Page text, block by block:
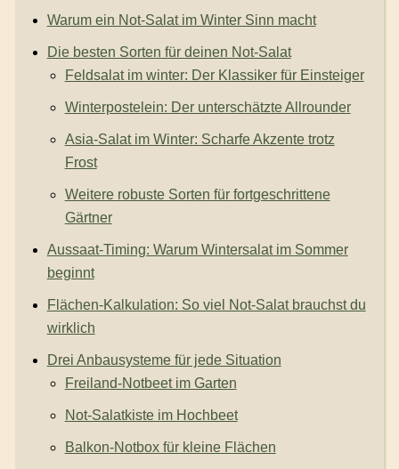
Warum ein Not-Salat im Winter Sinn macht
Die besten Sorten für deinen Not-Salat
Feldsalat im winter: Der Klassiker für Einsteiger
Winterpostelein: Der unterschätzte Allrounder
Asia-Salat im Winter: Scharfe Akzente trotz
Frost
Weitere robuste Sorten für fortgeschrittene
Gärtner
Aussaat-Timing: Warum Wintersalat im Sommer
beginnt
Flächen-Kalkulation: So viel Not-Salat brauchst du
wirklich
Drei Anbausysteme für jede Situation
Freiland-Notbeet im Garten
Not-Salatkiste im Hochbeet
Balkon-Notbox für kleine Flächen